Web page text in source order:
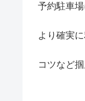
予約駐車
より確実
コツなど